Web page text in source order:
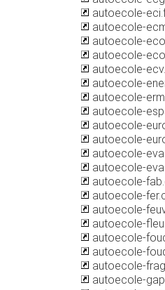
autoecole-
autoecole-
autoecole-
autoecole-
autoecole-
autoecole-
autoecole-
autoecole-
autoecole-
autoecole-
autoecole-
autoecole-
autoecole-
autoecole-
autoecole-
autoecole-
autoecole-
autoecole-
autoecole-
autoecole-